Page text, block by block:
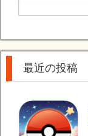
最近の投稿